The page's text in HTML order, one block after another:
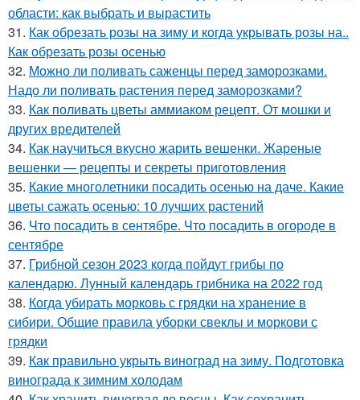
области: как выбрать и вырастить
31. Как обрезать розы на зиму и когда укрывать розы на..
Как обрезать розы осенью
32. Можно ли поливать саженцы перед заморозками.
Надо ли поливать растения перед заморозками?
33. Как поливать цветы аммиаком рецепт. От мошки и
других вредителей
34. Как научиться вкусно жарить вешенки. Жареные
вешенки — рецепты и секреты приготовления
35. Какие многолетники посадить осенью на даче. Какие
цветы сажать осенью: 10 лучших растений
36. Что посадить в сентябре. Что посадить в огороде в
сентябре
37. Грибной сезон 2023 когда пойдут грибы по
календарю. Лунный календарь грибника на 2022 год
38. Когда убирать морковь с грядки на хранение в
сибири. Общие правила уборки свеклы и моркови с
грядки
39. Как правильно укрыть виноград на зиму. Подготовка
винограда к зимним холодам